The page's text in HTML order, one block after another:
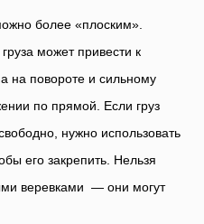
более «плоским».
может привести к
на повороте и сильному
по прямой. Если груз
нужно использовать
его закрепить. Нельзя
веревками — они могут